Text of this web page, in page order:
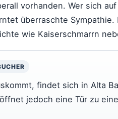
vorhanden. Wer sich
überraschte
wie Kaiserschmarrn
findet sich in Alta
jedoch eine Tür zu